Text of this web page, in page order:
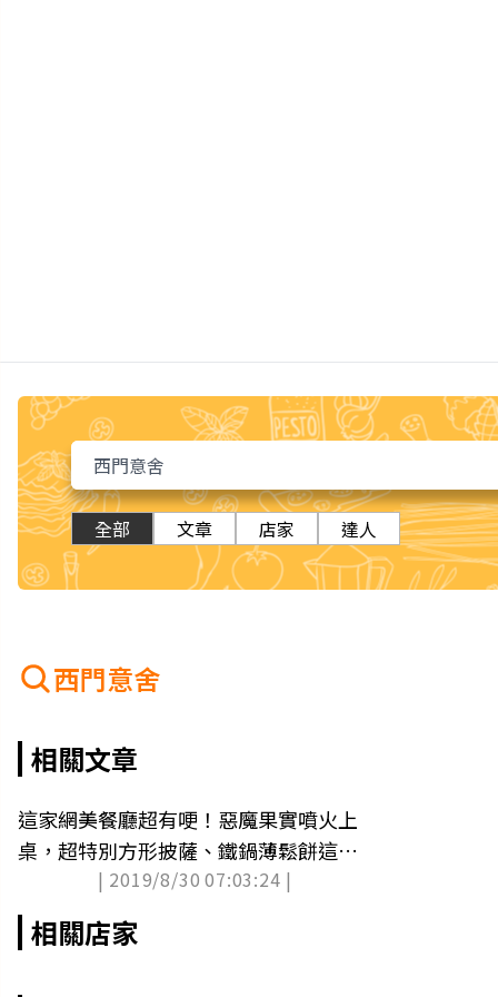
全部 文章 店家 達人
西門意舍
相關文章
這家網美餐廳超有哽！惡魔果實噴火上
桌，超特別方形披薩、鐵鍋薄鬆餅這裡
| 2019/8/30 07:03:24 |
相關店家